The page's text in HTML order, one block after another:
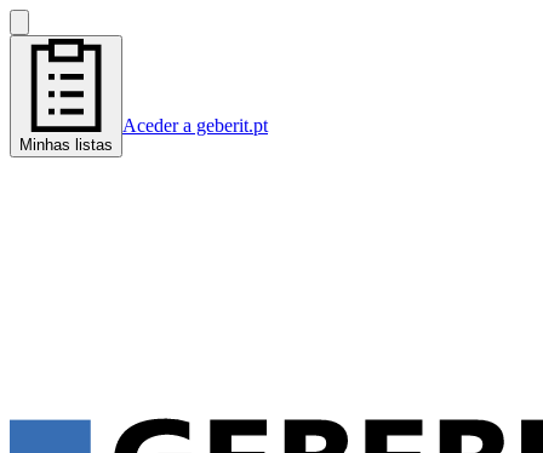
Minhas listas
Aceder a geberit.pt